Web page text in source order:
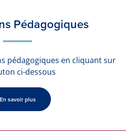
Pédagogiques
pédagogiques en cliquant sur
ci-dessous
En savoir plus